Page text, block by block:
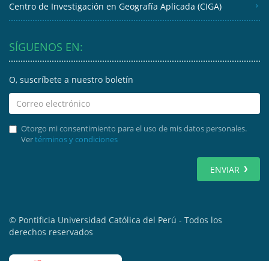
Centro de Investigación en Geografía Aplicada (CIGA)
SÍGUENOS EN:
O, suscríbete a nuestro boletín
Otorgo mi consentimiento para el uso de mis datos personales.
Vertérminos y condiciones
ENVIAR
© Pontificia Universidad Católica del Perú - Todos los
derechos reservados